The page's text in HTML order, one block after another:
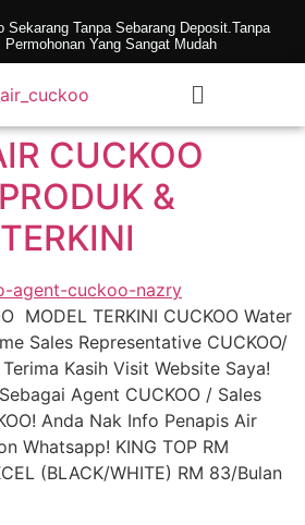
Sekarang Tanpa Sebarang Deposit.Tanpa
Yang Sangat Mudah
CUCKOO
&
MODEL TERKINI CUCKOO Water
Sales Representative CUCKOO/
Kasih Visit Website Saya!
Agent CUCKOO / Sales
Anda Nak Info Penapis Air
Whatsapp! KING TOP RM
(BLACK/WHITE) RM 83/Bulan